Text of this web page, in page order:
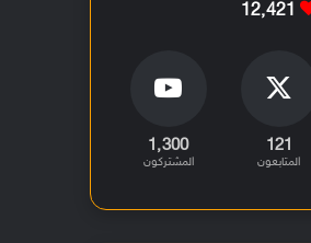
12٬421
121
المتابعون
1٬300
المشتركون